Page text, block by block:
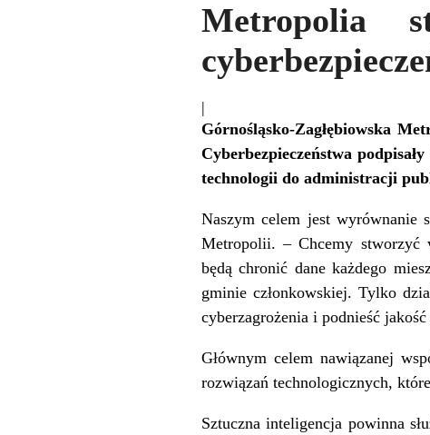
Metropolia
|
Górnośląsko-Zagłębiowska
Cyberbezpieczeństwa
technologii do administracji
Naszym celem jest wyrównanie
Metropolii. – Chcemy stworzyć
będą chronić dane każdego
gminie członkowskiej. Tylko
cyberzagrożenia i podnieść
Głównym celem nawiązanej
rozwiązań technologicznych,
Sztuczna inteligencja powinna